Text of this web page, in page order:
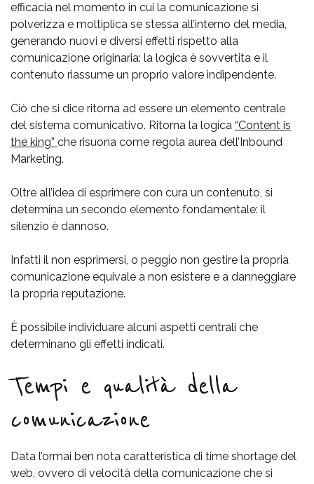
efficacia nel momento in cui la comunicazione si
polverizza e moltiplica se stessa all’interno del media,
generando nuovi e diversi effetti rispetto alla
comunicazione originaria: la logica è sovvertita e il
contenuto riassume un proprio valore indipendente.
Ciò che si dice ritorna ad essere un elemento centrale
del sistema comunicativo. Ritorna la logica “Content is
the king” che risuona come regola aurea dell’Inbound
Marketing.
Oltre all’idea di esprimere con cura un contenuto, si
determina un secondo elemento fondamentale: il
silenzio è dannoso.
Infatti il non esprimersi, o peggio non gestire la propria
comunicazione equivale a non esistere e a danneggiare
la propria reputazione.
È possibile individuare alcuni aspetti centrali che
determinano gli effetti indicati.
Tempi e qualità della
comunicazione
Data l’ormai ben nota caratteristica di time shortage del
web, ovvero di velocità della comunicazione che si